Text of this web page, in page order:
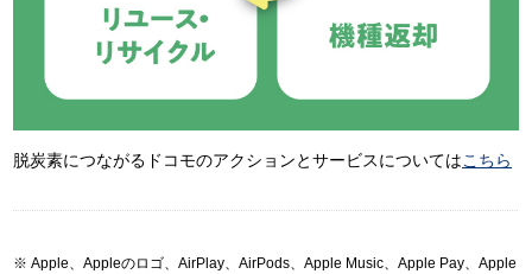
脱炭素につながるドコモのアクションとサービスについてはこちら
Apple、Appleのロゴ、AirPlay、AirPods、Apple Music、Apple Pay、Apple